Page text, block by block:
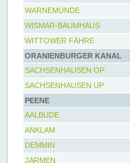
WARNEMÜNDE
WISMAR-BAUMHAUS
WITTOWER FÄHRE
ORANIENBURGER KANAL
SACHSENHAUSEN OP
SACHSENHAUSEN UP
PEENE
AALBUDE
ANKLAM
DEMMIN
JARMEN